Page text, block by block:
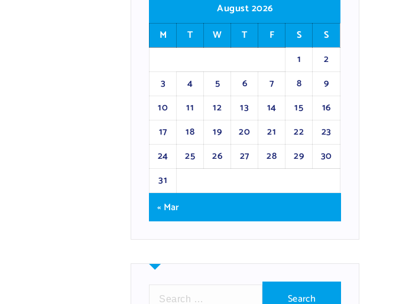
August 2026
M
T W T F S
S
1
2
3
4 5 6 7 8
9
10
11 12 13 14 15
16
17
18 19 20 21 22
23
24
25 26 27 28 29
30
31
« Mar